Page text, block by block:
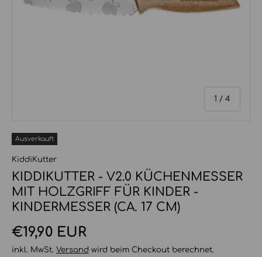
1 / von
4
Ausverkauft
KiddiKutter
KIDDIKUTTER - V2.0 KÜCHENMESSER
MIT HOLZGRIFF FÜR KINDER -
KINDERMESSER (CA. 17 CM)
Normaler Preis
€19,90 EUR
inkl. MwSt. Versand wird beim Checkout berechnet.